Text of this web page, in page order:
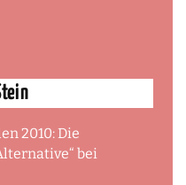
2010: Die
bei